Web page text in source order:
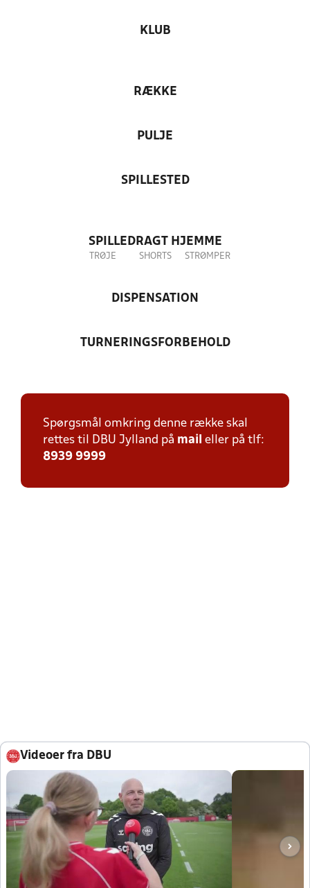
KLUB
RÆKKE
PULJE
SPILLESTED
SPILLEDRAGT HJEMME
TRØJE SHORTS STRØMPER
DISPENSATION
TURNERINGSFORBEHOLD
Spørgsmål omkring denne række skal
rettes til DBU Jylland på mail eller på tlf:
8939 9999
Videoer fra DBU